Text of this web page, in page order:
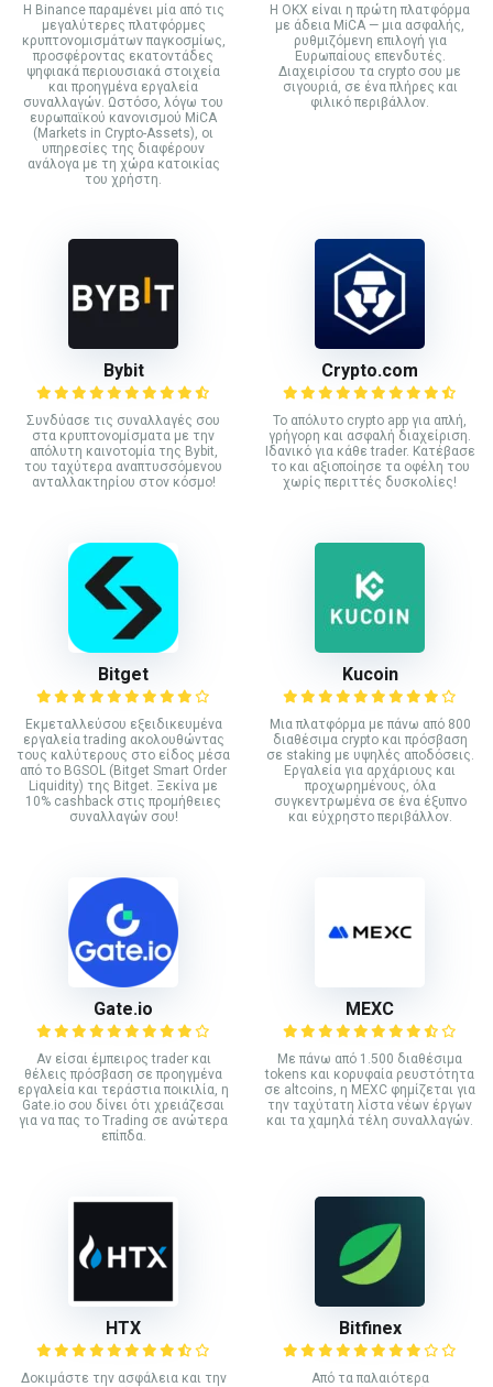
Η Binance παραμένει μία από τις
μεγαλύτερες πλατφόρμες
κρυπτονομισμάτων παγκοσμίως,
προσφέροντας εκατοντάδες
ψηφιακά περιουσιακά στοιχεία
και προηγμένα εργαλεία
συναλλαγών. Ωστόσο, λόγω του
ευρωπαϊκού κανονισμού MiCA
(Markets in Crypto-Assets), οι
υπηρεσίες της διαφέρουν
ανάλογα με τη χώρα κατοικίας
του χρήστη.
Η OKX είναι η πρώτη πλατφόρμα
με άδεια MiCA — μια ασφαλής,
ρυθμιζόμενη επιλογή για
Ευρωπαίους επενδυτές.
Διαχειρίσου τα crypto σου με
σιγουριά, σε ένα πλήρες και
φιλικό περιβάλλον.
Bybit
Συνδύασε τις συναλλαγές σου
στα κρυπτονομίσματα με την
απόλυτη καινοτομία της Bybit,
του ταχύτερα αναπτυσσόμενου
ανταλλακτηρίου στον κόσμο!
Crypto.com
Το απόλυτο crypto app για απλή,
γρήγορη και ασφαλή διαχείριση.
Ιδανικό για κάθε trader. Κατέβασε
το και αξιοποίησε τα οφέλη του
χωρίς περιττές δυσκολίες!
Bitget
Εκμεταλλεύσου εξειδικευμένα
εργαλεία trading ακολουθώντας
τους καλύτερους στο είδος μέσα
από το BGSOL (Bitget Smart Order
Liquidity) της Bitget. Ξεκίνα με
10% cashback στις προμήθειες
συναλλαγών σου!
Kucoin
Mια πλατφόρμα με πάνω από 800
διαθέσιμα crypto και πρόσβαση
σε staking με υψηλές αποδόσεις.
Εργαλεία για αρχάριους και
προχωρημένους, όλα
συγκεντρωμένα σε ένα έξυπνο
και εύχρηστο περιβάλλον.
Gate.io
Αν είσαι έμπειρος trader και
θέλεις πρόσβαση σε προηγμένα
εργαλεία και τεράστια ποικιλία, η
Gate.io σου δίνει ότι χρειάζεσαι
για να πας το Trading σε ανώτερα
επίπδα.
MEXC
Με πάνω από 1.500 διαθέσιμα
tokens και κορυφαία ρευστότητα
σε altcoins, η MEXC φημίζεται για
την ταχύτατη λίστα νέων έργων
και τα χαμηλά τέλη συναλλαγών.
HTX
Δοκιμάστε την ασφάλεια και την
Bitfinex
Από τα παλαιότερα